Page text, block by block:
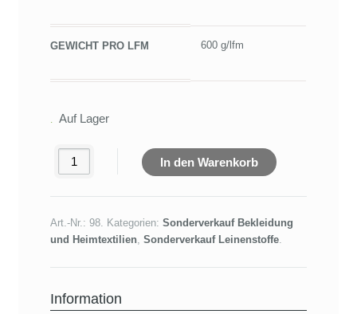
GEWICHT PRO LFM 600 g/lfm
Auf Lager
In den Warenkorb
Art.-Nr.:98 Kategorien:Sonderverkauf Bekleidung
und Heimtextilien ,Sonderverkauf Leinenstoffe
Information